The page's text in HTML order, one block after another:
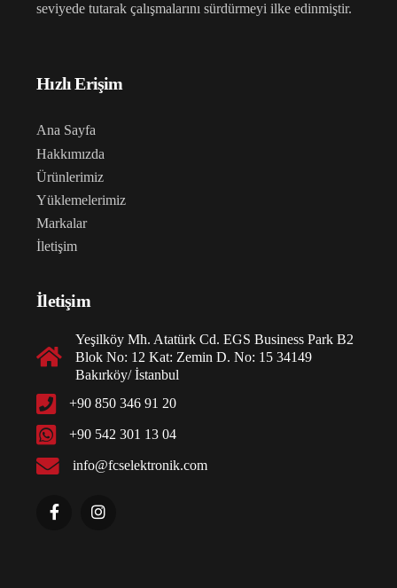
seviyede tutarak çalışmalarını sürdürmeyi ilke edinmiştir.
Hızlı Erişim
Ana Sayfa
Hakkımızda
Ürünlerimiz
Yüklemelerimiz
Markalar
İletişim
İletişim
Yeşilköy Mh. Atatürk Cd. EGS Business Park B2
Blok No: 12 Kat: Zemin D. No: 15 34149
Bakırköy/ İstanbul
+90 850 346 91 20
+90 542 301 13 04
info@fcselektronik.com